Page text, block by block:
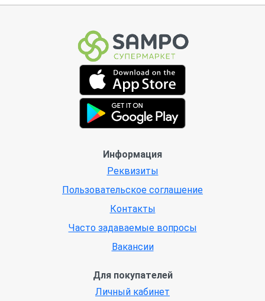
Информация
Реквизиты
Пользовательское соглашение
Контакты
Часто задаваемые вопросы
Вакансии
Для покупателей
Личный кабинет